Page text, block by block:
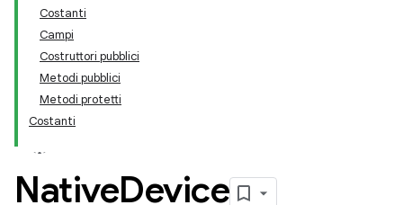
Costanti
Campi
Costruttori pubblici
Metodi pubblici
Metodi protetti
Costanti
NativeDevice